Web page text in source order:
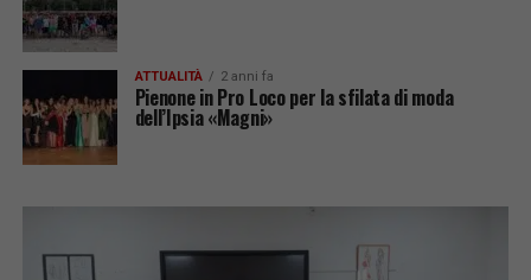
ATTUALITÀ 2 anni fa
Pienone in Pro Loco per la sfilata di moda
dell’Ipsia «Magni»